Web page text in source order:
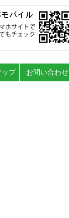
ップ お問い合わせ